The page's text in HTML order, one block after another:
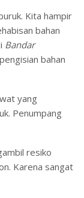
Kita hampir
bahan
Bandar
bahan
yang
Penumpang
resiko
Karena sangat